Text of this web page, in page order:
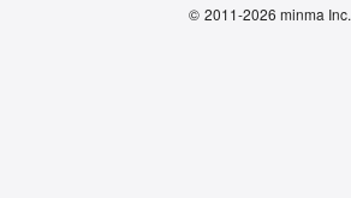
© 2011-2026 minma Inc.